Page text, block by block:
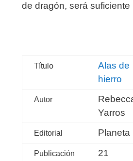
de dragón, será suficiente
Título
Alas de
hierro
Autor
Yarros
Editorial Planeta
Publicación
21